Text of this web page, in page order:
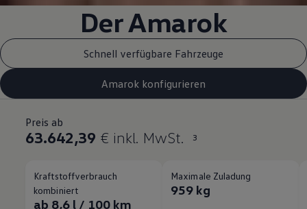
DerAmarok
Schnell verfügbare Fahrzeuge
Amarok konfigurieren
Preis ab
63.642,39 € inkl. MwSt. 3
Kraftstoffverbrauch
kombiniert
ab 8,6 l / 100 km
Maximale Zuladung
959 kg